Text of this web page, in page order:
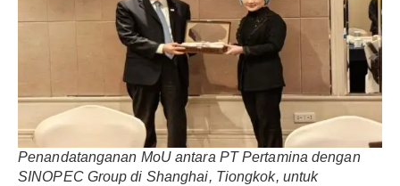
Penandatanganan MoU antara PT Pertamina dengan
SINOPEC Group di Shanghai, Tiongkok, untuk